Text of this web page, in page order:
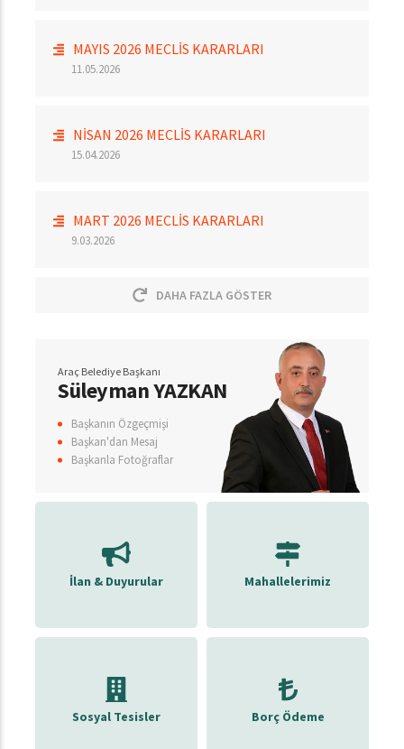
MAYIS 2026 MECLİS KARARLARI
11.05.2026
NİSAN 2026 MECLİS KARARLARI
15.04.2026
MART 2026 MECLİS KARARLARI
9.03.2026
DAHA FAZLA GÖSTER
Araç Belediye Başkanı
Süleyman YAZKAN
Başkanın Özgeçmişi
Başkan'dan Mesaj
Başkanla Fotoğraflar
İlan & Duyurular Mahallelerimiz
Sosyal Tesisler Borç Ödeme